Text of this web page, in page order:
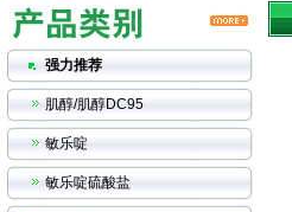
强力推荐
肌醇/肌醇DC95
敏乐啶
敏乐啶硫酸盐